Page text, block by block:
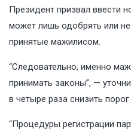
Президент призвал ввести
может лишь одобрять или
принятые мажилисом.
“Следовательно, именно
принимать законы”, —
в четыре раза снизить
“Процедуры регистрации